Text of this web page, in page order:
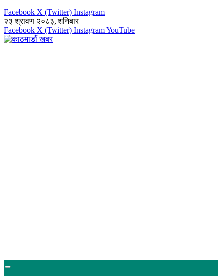
Facebook X (Twitter) Instagram
२३ श्रावण २०८३, शनिबार
Facebook X (Twitter) InstagramYouTube